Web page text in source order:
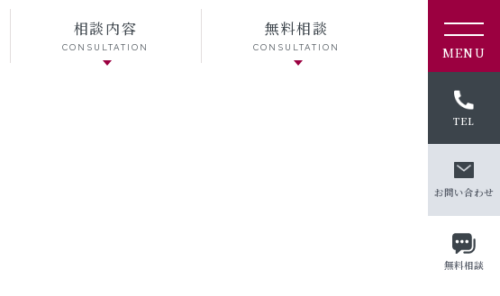
相談内容
CONSULTATION
無料相談
CONSULTATION MENU
TEL
お問い合わせ
無料相談